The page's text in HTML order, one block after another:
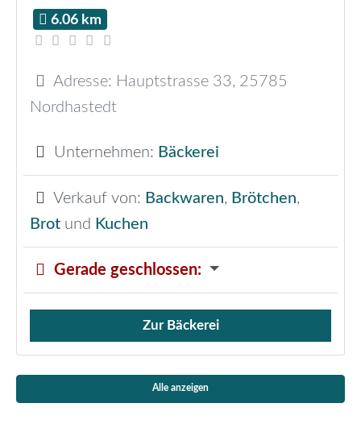
6.06 km
Adresse: Hauptstrasse 33, 25785
Nordhastedt
Unternehmen: Bäckerei
Verkauf von: Backwaren, Brötchen,
Brot und Kuchen
Gerade geschlossen:
Verkauf von Brötchen,
Zur Bäckerei
Alle anzeigen